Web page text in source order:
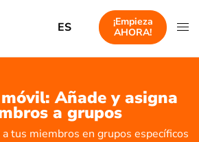
ES
¡Empieza
AHORA!
Añade y asigna
a grupos
tus miembros en grupos específicos